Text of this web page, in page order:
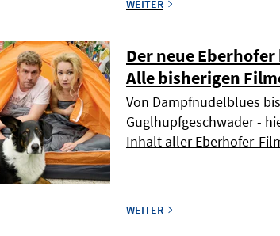
WEITER
Der neue
Alle bisherigen
Von Dampfnudelblues bis
Guglhupfgeschwader -
Inhalt aller Eberhofer-
WEITER